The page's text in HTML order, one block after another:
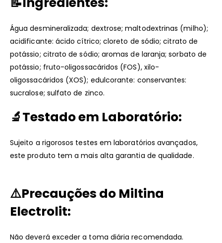
Água desmineralizada; dextrose; maltodextrinas (milho);
acidificante: ácido cítrico; cloreto de sódio; citrato de
potássio; citrato de sódio; aromas de laranja; sorbato de
potássio; fruto-oligossacáridos (FOS), xilo-
oligossacáridos (XOS); edulcorante: conservantes:
sucralose; sulfato de zinco.
🔬Testado em Laboratório:
Sujeito a rigorosos testes em laboratórios avançados,
este produto tem a mais alta garantia de qualidade.
⚠️Precauções do Miltina
Electrolit:
Não deverá exceder a toma diária recomendada.